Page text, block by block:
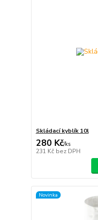
Skládací kyblík 10l
280 Kč/ks
231 Kč bez DPH
Novinka